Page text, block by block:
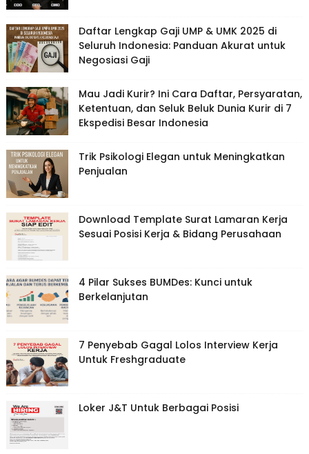
Daftar Lengkap Gaji UMP & UMK 2025 di
Seluruh Indonesia: Panduan Akurat untuk
Negosiasi Gaji
Mau Jadi Kurir? Ini Cara Daftar, Persyaratan,
Ketentuan, dan Seluk Beluk Dunia Kurir di 7
Ekspedisi Besar Indonesia
Trik Psikologi Elegan untuk Meningkatkan
Penjualan
Download Template Surat Lamaran Kerja
Sesuai Posisi Kerja & Bidang Perusahaan
4 Pilar Sukses BUMDes: Kunci untuk
Berkelanjutan
7 Penyebab Gagal Lolos Interview Kerja
Untuk Freshgraduate
Loker J&T Untuk Berbagai Posisi